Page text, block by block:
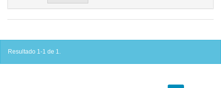
Resultado 1-1 de 1.